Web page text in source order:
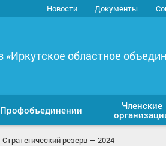
Новости Документы
«Иркутское областное
Членские
Стратегический резерв — 2024